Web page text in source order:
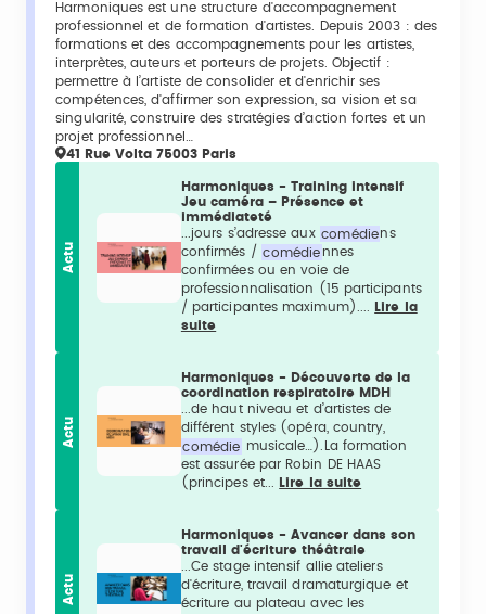
Harmoniques est une structure d'accompagnement
professionnel et de formation d'artistes. Depuis 2003 : des
formations et des accompagnements pour les artistes,
interprètes, auteurs et porteurs de projets. Objectif :
permettre à l’artiste de consolider et d'enrichir ses
compétences, d'affirmer son expression, sa vision et sa
singularité, construire des stratégies d’action fortes et un
projet professionnel…
41 Rue Volta 75003 Paris
Actu
Harmoniques - Training intensif
Jeu caméra – Présence et
immédiateté
...jours s’adresse aux comédiens
confirmés / comédie nnes
confirmées ou en voie de
professionnalisation (15 participants
/ participantes maximum)....
Lire la
suite
Actu
Harmoniques - Découverte de la
coordination respiratoire MDH
...de haut niveau et d’artistes de
différent styles (opéra, country,
comédie musicale…).La formation
est assurée par Robin DE HAAS
(principes et...
Lire la suite
Actu
Harmoniques - Avancer dans son
travail d'écriture théâtrale
...Ce stage intensif allie ateliers
d'écriture, travail dramaturgique et
écriture au plateau avec les